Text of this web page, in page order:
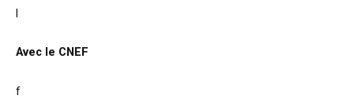
l
Avec le CNEF
f